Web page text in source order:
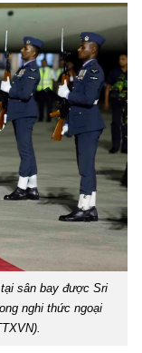
sân bay được Sri
nghi thức ngoại